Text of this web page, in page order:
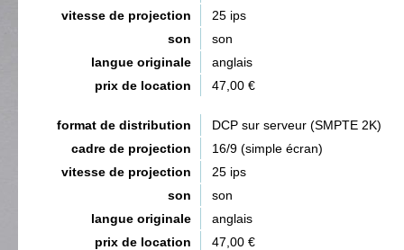
vitesse de projection
25 ips
son
son
langue originale
anglais
prix de location
47,00 €
format de distribution
DCP sur serveur (SMPTE 2K)
cadre de projection
16/9 (simple écran)
vitesse de projection
25 ips
son
son
langue originale
anglais
prix de location
47,00 €